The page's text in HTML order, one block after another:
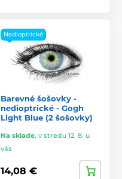
Nedioptrické
Barevné šošovky -
nedioptrické - Gogh
Light Blue (2 šošovky)
Na sklade, v stredu 12. 8. u
vás
14,08 €